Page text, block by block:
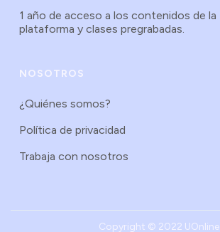
1 año de acceso a los contenidos de la
plataforma y clases pregrabadas.
NOSOTROS
¿Quiénes somos?
Política de privacidad
Trabaja con nosotros
Copyright © 2022 UOnline